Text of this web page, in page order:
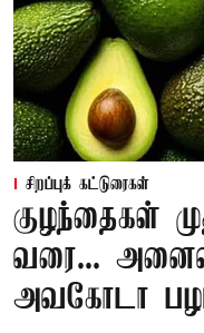
சிறப்புக் கட்டுரைகள்
குழந்தைகள்
வரை...
அவகோடா